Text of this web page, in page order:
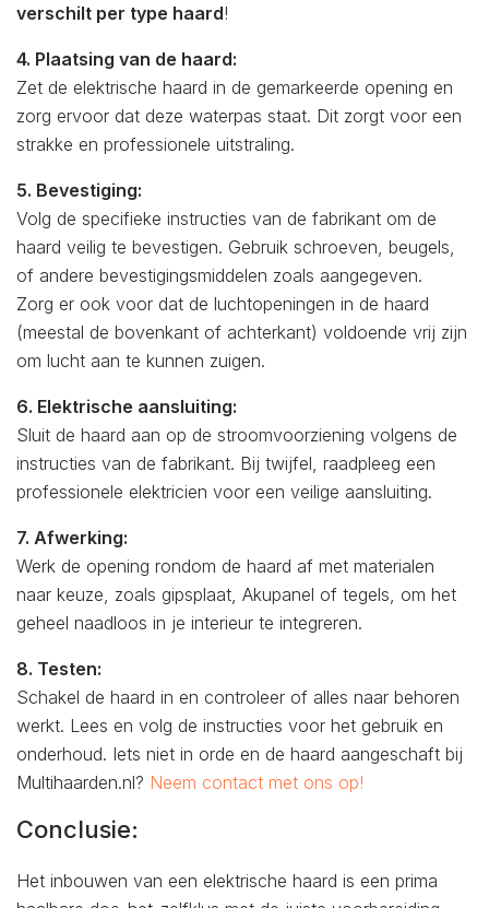
verschilt per type haard!
4. Plaatsing van de haard:
Zet de elektrische haard in de gemarkeerde opening en
zorg ervoor dat deze waterpas staat. Dit zorgt voor een
strakke en professionele uitstraling.
5. Bevestiging:
Volg de specifieke instructies van de fabrikant om de
haard veilig te bevestigen. Gebruik schroeven, beugels,
of andere bevestigingsmiddelen zoals aangegeven.
Zorg er ook voor dat de luchtopeningen in de haard
(meestal de bovenkant of achterkant) voldoende vrij zijn
om lucht aan te kunnen zuigen.
6. Elektrische aansluiting:
Sluit de haard aan op de stroomvoorziening volgens de
instructies van de fabrikant. Bij twijfel, raadpleeg een
professionele elektricien voor een veilige aansluiting.
7. Afwerking:
Werk de opening rondom de haard af met materialen
naar keuze, zoals gipsplaat, Akupanel of tegels, om het
geheel naadloos in je interieur te integreren.
8. Testen:
Schakel de haard in en controleer of alles naar behoren
werkt. Lees en volg de instructies voor het gebruik en
onderhoud. Iets niet in orde en de haard aangeschaft bij
Multihaarden.nl? Neem contact met ons op!
Conclusie:
Het inbouwen van een elektrische haard is een prima